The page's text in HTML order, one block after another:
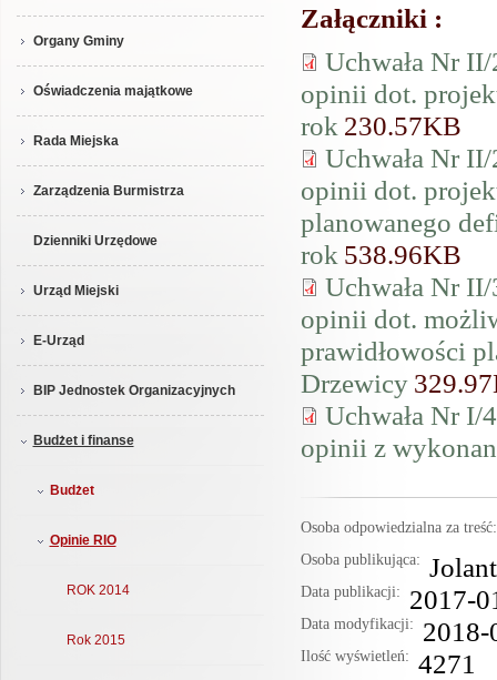
Organy Gminy
Oświadczenia majątkowe
Rada Miejska
Zarządzenia Burmistrza
Dzienniki Urzędowe
Urząd Miejski
E-Urząd
BIP Jednostek Organizacyjnych
Budżet i finanse
Budżet
Opinie RIO
ROK 2014
Rok 2015
Załączniki :
Uchwała Nr
opinii dot.
rok 230.57KB
Uchwała Nr
opinii dot.
planowanego
rok 538.96KB
Uchwała Nr
opinii dot.
prawidłowości
Drzewicy
Uchwała Nr I/
opinii z
Osoba odpowiedzialna za
Osoba publikująca:
Data publikacji: 2017-
Data modyfikacji: 2018-
Ilość wyświetleń: 4271